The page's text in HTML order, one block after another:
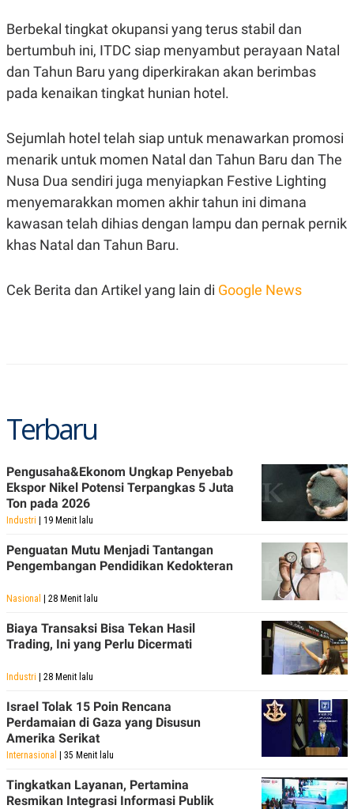
A
N
G
A
N
A
E
A
K
I
E
J
A
E
T
N
E
P
A
E
A
D
V
R
S
I
A
SITEMAPPROFILE
USE
PEDOMAN
PEMBERITAAN
PRIVACY
Berbekal tingkat okupansi yang terus stabil dan
bertumbuh ini, ITDC siap menyambut perayaan Natal
dan Tahun Baru yang diperkirakan akan berimbas
pada kenaikan tingkat hunian hotel.
Sejumlah hotel telah siap untuk menawarkan promosi
menarik untuk momen Natal dan Tahun Baru dan The
Nusa Dua sendiri juga menyiapkan Festive Lighting
menyemarakkan momen akhir tahun ini dimana
kawasan telah dihias dengan lampu dan pernak pernik
khas Natal dan Tahun Baru.
Cek Berita dan Artikel yang lain di Google News
Terbaru
Pengusaha&Ekonom Ungkap Penyebab
Ekspor Nikel Potensi Terpangkas 5 Juta
Ton pada 2026
Industri | 19 Menit lalu
Penguatan Mutu Menjadi Tantangan
Pengembangan Pendidikan Kedokteran
Nasional | 28 Menit lalu
Biaya Transaksi Bisa Tekan Hasil
Trading, Ini yang Perlu Dicermati
Industri | 28 Menit lalu
Israel Tolak 15 Poin Rencana
Perdamaian di Gaza yang Disusun
Amerika Serikat
Internasional | 35 Menit lalu
Tingkatkan Layanan, Pertamina
Resmikan Integrasi Informasi Publik